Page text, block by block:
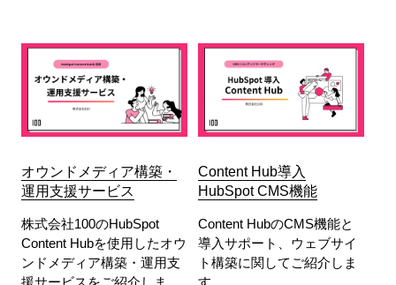
オウンドメディア構築・
運用支援サービス
株式会社100のHubSpot
Content Hubを使用したオウ
ンドメディア構築・運用支
援サービスをご紹介しま
Content Hub導入
HubSpot CMS機能
Content HubのCMS機能と
導入サポート、ウェブサイ
ト構築に関してご紹介しま
す。